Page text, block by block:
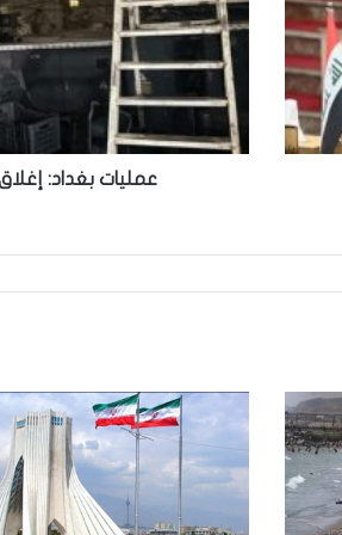
للضوابط
البيئية
عمليات بغداد: